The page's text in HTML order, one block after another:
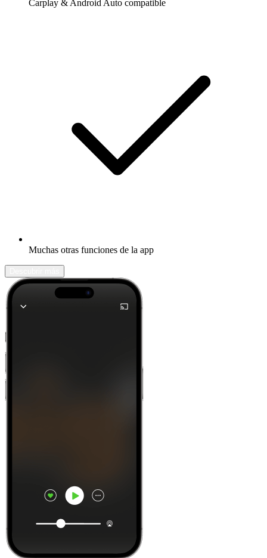
Carplay & Android Auto compatible
Muchas otras funciones de la app